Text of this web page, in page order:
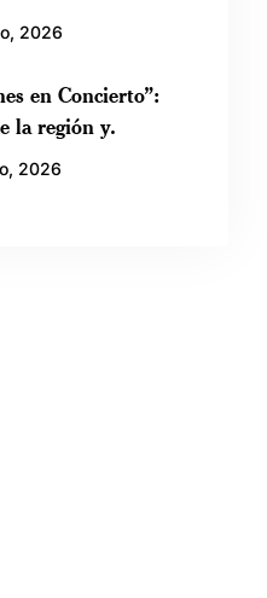
2026
en Concierto”:
la región y.
2026